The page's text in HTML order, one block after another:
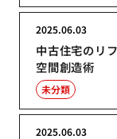
中古住宅のリ
空間創造術
2025.06.03
未分類
2025.06.03